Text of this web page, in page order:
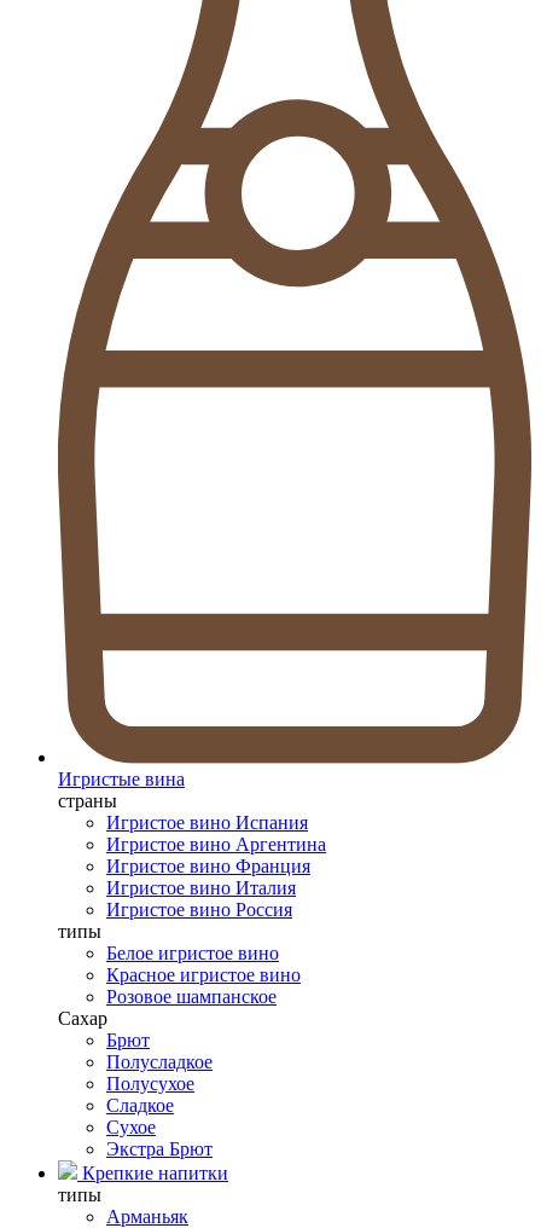
Игристые вина
страны
Игристое вино Испания
Игристое вино Аргентина
Игристое вино Франция
Игристое вино Италия
Игристое вино Россия
типы
Белое игристое вино
Красное игристое вино
Розовое шампанское
Сахар
Брют
Полусладкое
Полусухое
Сладкое
Сухое
Экстра Брют
Крепкие напитки
типы
Арманьяк